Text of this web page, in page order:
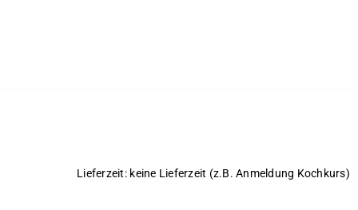
Lieferzeit: keine Lieferzeit (z.B. Anmeldung Kochkurs)